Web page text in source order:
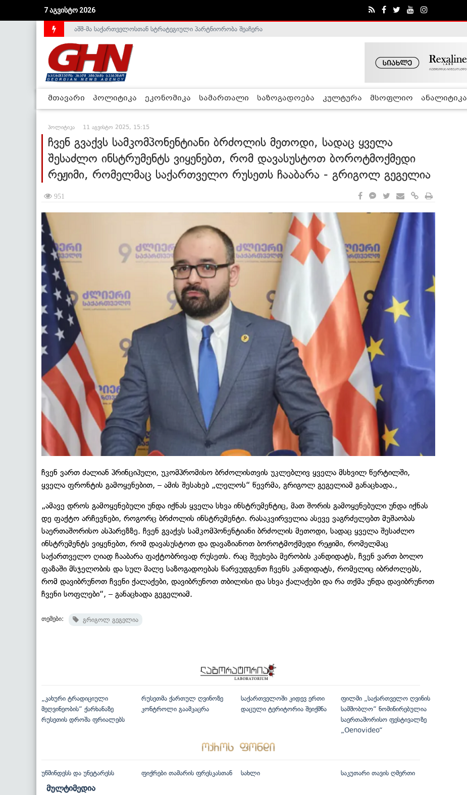
7 აგვისტო 2026
საქართველოს დე-ფაქტო მთავრობა არალეგიტიმურია - ჰელსინკის კომისია
აშშ-მა საქართველოსთან სტრატეგიული პარტნიორობა შეაჩერა
მთავარი პოლიტიკა ეკონომიკა სამართალი საზოგადოება კულტურა მსოფლიო ანალიტიკა
პოლიტიკა 11 აგვისტო 2025, 15:15
ჩვენ გვაქვს სამკომპონენტიანი ბრძოლის მეთოდი, სადაც ყველა
შესაძლო ინსტრუმენტს ვიყენებთ, რომ დავასუსტოთ ბოროტმოქმედი
რეჟიმი, რომელმაც საქართველო რუსეთს ჩააბარა - გრიგოლ გეგელია
951
ჩვენ ვართ ძალიან პრინციპული, უკომპრომისო ბრძოლისთვის უკლებლივ ყველა მსხვილ წერტილში,
ყველა ფრონტის გამოყენებით, – ამის შესახებ „ლელოს“ წევრმა, გრიგოლ გეგელიამ განაცხადა.,
„ამავე დროს გამოყენებული უნდა იქნას ყველა სხვა ინსტრუმენტიც, მათ შორის გამოყენებული უნდა იქნას
დე ფაქტო არჩევნები, როგორც ბრძოლის ინსტრუმენტი. რასაკვირველია ასევე ვაგრძელებთ მუშაობას
საერთაშორისო ასპარეზზე. ჩვენ გვაქვს სამკომპონენტიანი ბრძოლის მეთოდი, სადაც ყველა შესაძლო
ინსტრუმენტს ვიყენებთ, რომ დავასუსტოთ და დავაზიანოთ ბოროტმოქმედი რეჟიმი, რომელმაც
საქართველო ღიად ჩააბარა ფაქტობრივად რუსეთს. რაც შეეხება მერობის კანდიდატს, ჩვენ ვართ ბოლო
ფაზაში მსჯელობის და სულ მალე საზოგადოებას წარვუდგენთ ჩვენს კანდიდატს, რომელიც იბრძოლებს,
რომ დავიბრუნოთ ჩვენი ქალაქები, დავიბრუნოთ თბილისი და სხვა ქალაქები და რა თქმა უნდა დავიბრუნოთ
ჩვენი სოფლები“, – განაცხადა გეგელიამ.
თემები: გრიგოლ გეგელია
„კახური ტრადიციული
მეღვინეობის“ ქარხანაზე
რუსეთის დროშა ფრიალებს
რუსეთმა ქართულ ღვინოზე
კონტროლი გაამკაცრა
საქართველოში კიდევ ერთი
დაცული ტერიტორია შეიქმნა
ფილმი „საქართველო ღვინის
სამშობლო“ ნომინირებულია
საერთაშორისო ფესტივალზე
„Oenovideo“
უწმინდესს და უნეტარესს ფიქრები თამარის ფრესკასთან სახლი საკუთარი თავის ღმერთი
მულტიმედია